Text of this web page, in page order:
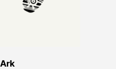
Ark